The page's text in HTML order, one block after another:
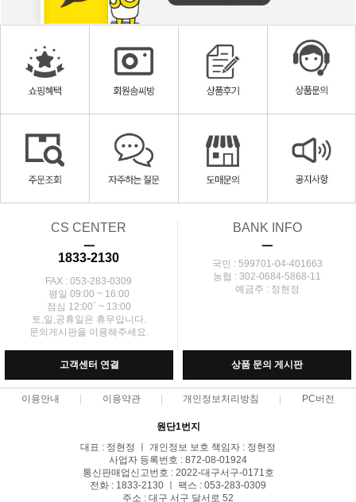
CS CENTER
ㅡ
1833-2130
FAX : 053-283-0309
평일 09:00 ~ 16:00
점심 12:00` ~ 13:00
토,일,공휴일은 휴무입니다.
문의게시판을 이용해주세요.
BANK INFO
ㅡ
국민 : 599701-04-401663
농협 : 302-0684-5868-11
예금주 : 정현정
고객센터 연결 상품 문의 게시판
이용안내 이용약관 개인정보처리방침 PC버전
원단1번지
대표 : 정현정 ㅣ 개인정보 보호 책임자 : 정현정
사업자 등록번호 : 872-08-01924
통신판매업신고번호 : 2022-대구서구-0171호
전화 : 1833-2130 ㅣ 팩스 : 053-283-0309
주소 : 대구 서구 달서로 52